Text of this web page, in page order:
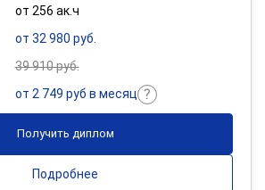
от 256 ак.ч
от 32 980 руб.
39 910 руб.
от 2 749 руб в месяц
Получить диплом
Подробнее